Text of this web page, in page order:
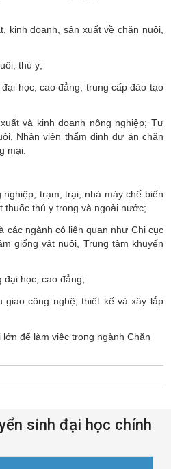
kinh doanh, sản xuất về chăn nuôi,
thú y;
học, cao đẳng, trung cấp đào tạo
và kinh doanh nông nghiệp; Tư
Nhân viên thẩm định dự án chăn
mại.
trạm, trại; nhà máy chế biến
thuốc thú y trong và ngoài nước;
các ngành có liên quan như Chi cục
giống vật nuôi, Trung tâm khuyến
đại học, cao đẳng;
giao công nghệ, thiết kế và xây lắp
để làm việc trong ngành Chăn
sinh đại học chính